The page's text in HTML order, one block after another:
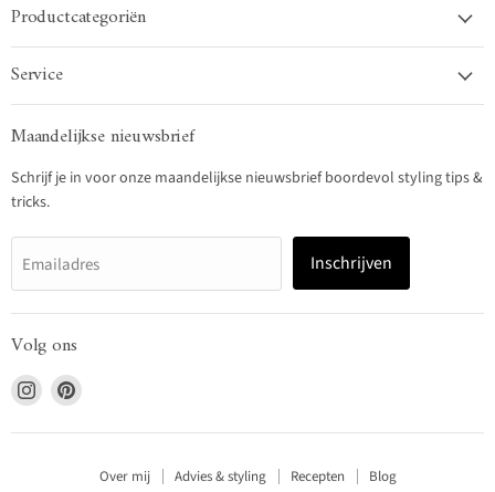
Productcategoriën
Service
Maandelijkse nieuwsbrief
Schrijf je in voor onze maandelijkse nieuwsbrief boordevol styling tips &
tricks.
Emailadres Inschrijven
Volg ons
Vind
ons
op
Vind
op
Over mij Advies & styling Recepten Blog